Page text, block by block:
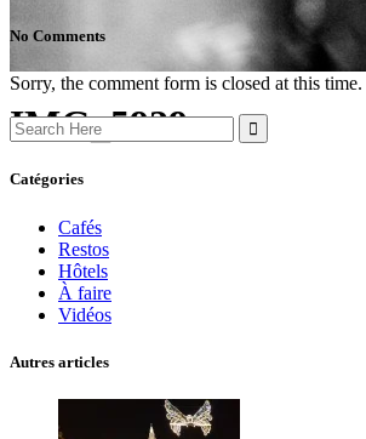
IMG_5929
No Comments
Sorry, the comment form is closed at this time.
Search
for:
Catégories
Cafés
Restos
Hôtels
À faire
Vidéos
Autres articles